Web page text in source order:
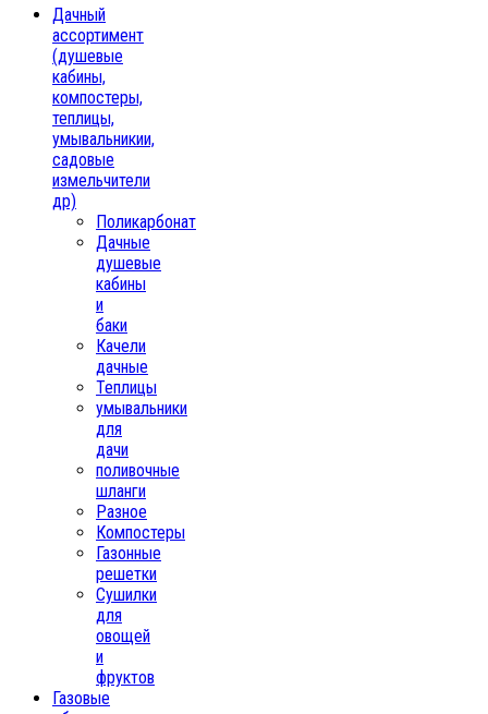
Дачный
ассортимент
(душевые
кабины,
компостеры,
теплицы,
умывальникии,
садовые
измельчители
др)
Поликарбонат
Дачные
душевые
кабины
и
баки
Качели
дачные
Теплицы
умывальники
для
дачи
поливочные
шланги
Разное
Компостеры
Газонные
решетки
Сушилки
для
овощей
и
фруктов
Газовые